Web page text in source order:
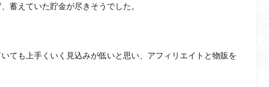
蓄えていた貯金が尽きそうでした。
ても上手くいく見込みが低いと思い、アフィリエイトと物販を